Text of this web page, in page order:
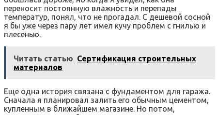
переносит постоянную влажность и перепады
температур, понял, что не прогадал. С дешевой сосной
я бы уже через пару лет имел кучу проблем с гнилью и
плесенью.
Читать статью Сертификация строительных
материалов
Еще одна история связана с фундаментом для гаража.
Сначала я планировал залить его обычным цементом,
купленным в ближайшем магазине. Но потом,